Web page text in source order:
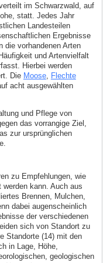
im Schwarzwald, auf
statt. Jedes Jahr
Landesteilen
Ergebnisse
die vorhandenen Arten
und Artenvielfalt
Hierbei werden
Die Moose, Flechte
acht ausgewählten
und Pflege von
das vorrangige Ziel,
zur ursprünglichen
zu Empfehlungen, wie
kann. Auch aus
Brennen, Mulchen,
dabei augenscheinlich
der verschiedenen
sich von Standort zu
Standorte (14) mit den
in Lage, Höhe,
geologischen